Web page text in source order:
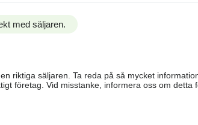
med säljaren.
riktiga säljaren. Ta reda på så mycket
företag. Vid misstanke, informera oss om detta